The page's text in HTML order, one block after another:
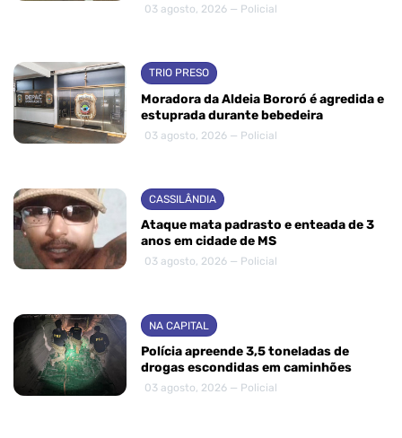
03 agosto, 2026 — Policial
TRIO PRESO
Moradora da Aldeia Bororó é agredida e
estuprada durante bebedeira
03 agosto, 2026 — Policial
CASSILÂNDIA
Ataque mata padrasto e enteada de 3
anos em cidade de MS
03 agosto, 2026 — Policial
NA CAPITAL
Polícia apreende 3,5 toneladas de
drogas escondidas em caminhões
03 agosto, 2026 — Policial